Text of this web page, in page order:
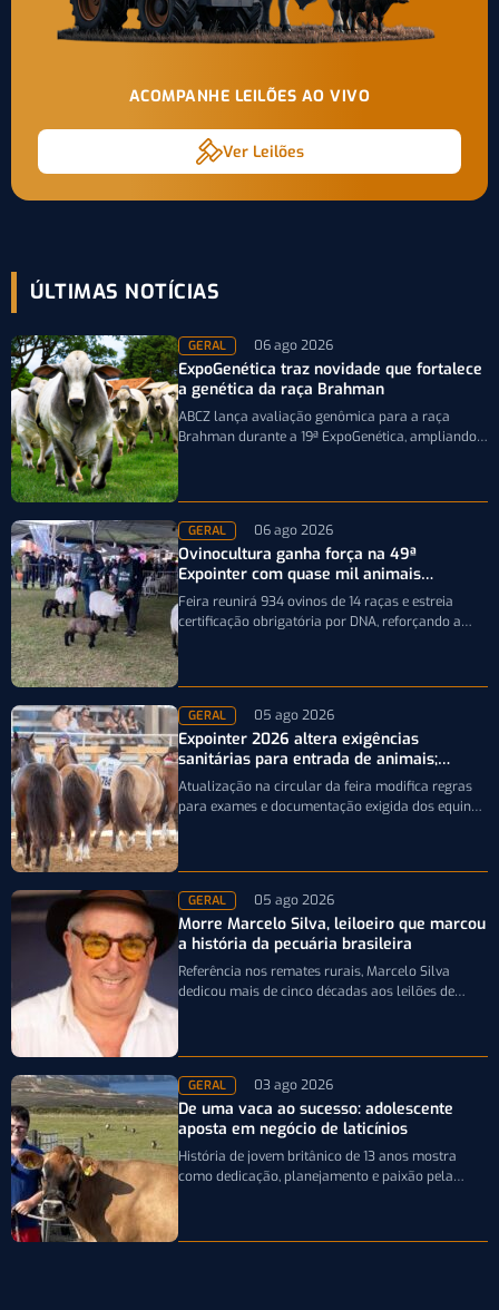
ACOMPANHE LEILÕES AO VIVO
Ver Leilões
ÚLTIMAS NOTÍCIAS
GERAL 06 ago 2026
ExpoGenética traz novidade que fortalece
a genética da raça Brahman
ABCZ lança avaliação genômica para a raça
Brahman durante a 19ª ExpoGenética, ampliando a
GERAL 06 ago 2026
Ovinocultura ganha força na 49ª
Expointer com quase mil animais
inscritos
Feira reunirá 934 ovinos de 14 raças e estreia
certificação obrigatória por DNA, reforçando a
GERAL 05 ago 2026
Expointer 2026 altera exigências
sanitárias para entrada de animais;
entenda
Atualização na circular da feira modifica regras
para exames e documentação exigida dos equinos
GERAL 05 ago 2026
Morre Marcelo Silva, leiloeiro que marcou
a história da pecuária brasileira
Referência nos remates rurais, Marcelo Silva
dedicou mais de cinco décadas aos leilões de
GERAL 03 ago 2026
De uma vaca ao sucesso: adolescente
aposta em negócio de laticínios
História de jovem britânico de 13 anos mostra
como dedicação, planejamento e paixão pela